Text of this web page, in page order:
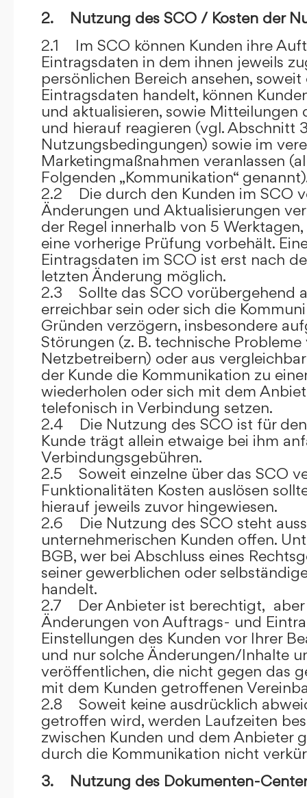
2. Nutzung des SCO / Kosten der
2.1 Im SCO können Kunden ihre
Eintragsdaten in dem ihnen jeweils
persönlichen Bereich ansehen,
Eintragsdaten handelt, können
und aktualisieren, sowie Mitteilungen
und hierauf reagieren (vgl. Abschnitt
Nutzungsbedingungen) sowie im
Marketingmaßnahmen veranlassen
Folgenden „Kommunikation“
2.2 Die durch den Kunden im SCO
Änderungen und Aktualisierungen
der Regel innerhalb von 5
eine vorherige Prüfung vorbehält.
Eintragsdaten im SCO ist erst nach
letzten Änderung möglich.
2.3 Sollte das SCO vorübergehend
erreichbar sein oder sich die
Gründen verzögern, insbesondere
Störungen (z. B. technische
Netzbetreibern) oder aus
der Kunde die Kommunikation zu
wiederholen oder sich mit dem
telefonisch in Verbindung setzen.
2.4 Die Nutzung des SCO ist für den
Kunde trägt allein etwaige bei ihm
Verbindungsgebühren.
2.5 Soweit einzelne über das SCO
Funktionalitäten Kosten auslösen
hierauf jeweils zuvor hingewiesen.
2.6 Die Nutzung des SCO steht
unternehmerischen Kunden offen.
BGB, wer bei Abschluss eines
seiner gewerblichen oder
handelt.
2.7 Der Anbieter ist berechtigt,
Änderungen von Auftrags- und
Einstellungen des Kunden vor Ihrer
und nur solche Änderungen/Inhalte
veröffentlichen, die nicht gegen das
mit dem Kunden getroffenen
2.8 Soweit keine ausdrücklich
getroffen wird, werden Laufzeiten
zwischen Kunden und dem Anbieter
durch die Kommunikation nicht
3. Nutzung des Dokumenten-